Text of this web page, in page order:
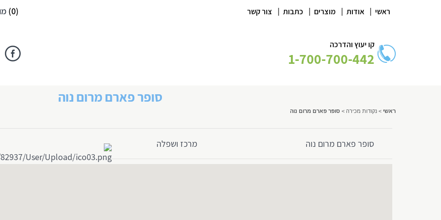
ראשי | אודות | מוצרים | כתבות | צור קשר (
0
)
קו יעוץ והדרכה
1-700-700-442
סופר פארם מרום נוה
ראשי > נקודות מכירה > סופר פארם מרום נוה
סופר פארם מרום נוה מרכז ושפלה